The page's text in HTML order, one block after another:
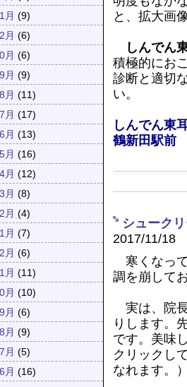
月 (9)
月 (6)
月 (6)
月 (9)
月 (11)
月 (17)
月 (13)
月 (16)
月 (12)
月 (8)
月 (4)
月 (7)
月 (6)
月 (11)
月 (10)
月 (6)
月 (9)
月 (5)
月 (16)
と、拡大画
しんでん
積極的にお
診断と適切
い。
しんでん東
鶴新田駅前
シューク
2017/11/18
寒くなっ
調を崩して
実は、院
りします。
です。美味
クリックし
なれます。